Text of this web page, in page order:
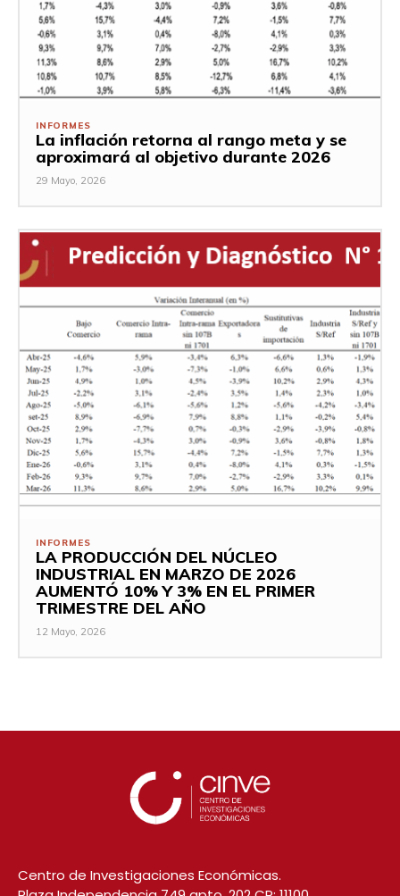
INFORMES
La inflación retorna al rango meta y se
aproximará al objetivo durante 2026
29 Mayo, 2026
INFORMES
LA PRODUCCIÓN DEL NÚCLEO
INDUSTRIAL EN MARZO DE 2026
AUMENTÓ 10% Y 3% EN EL PRIMER
TRIMESTRE DEL AÑO
12 Mayo, 2026
Centro de Investigaciones Económicas.